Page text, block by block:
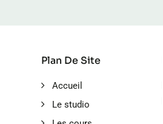
Plan De Site
Accueil
Le studio